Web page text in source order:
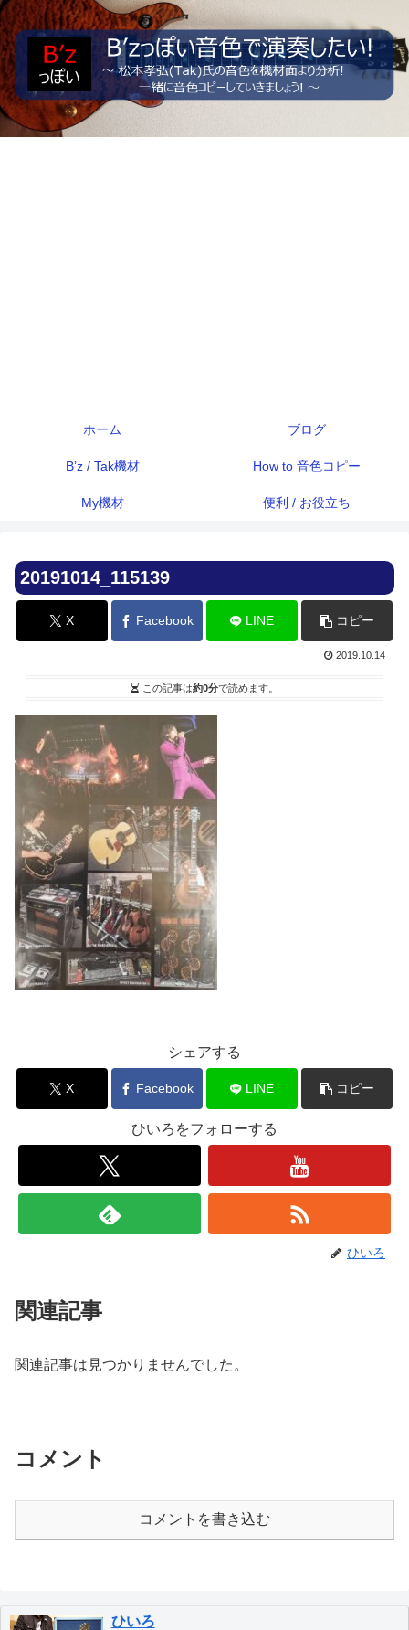
ホーム ブログ
B’z / Tak機材 How to 音色コピー
My機材 便利 / お役立ち
20191014_115139
X Facebook LINE コピー
2019.10.14
この記事は約0分で読めます。
シェアする
X Facebook LINE コピー
ひいろをフォローする
ひいろ
関連記事
関連記事は見つかりませんでした。
コメント
コメントを書き込む
ひいろ